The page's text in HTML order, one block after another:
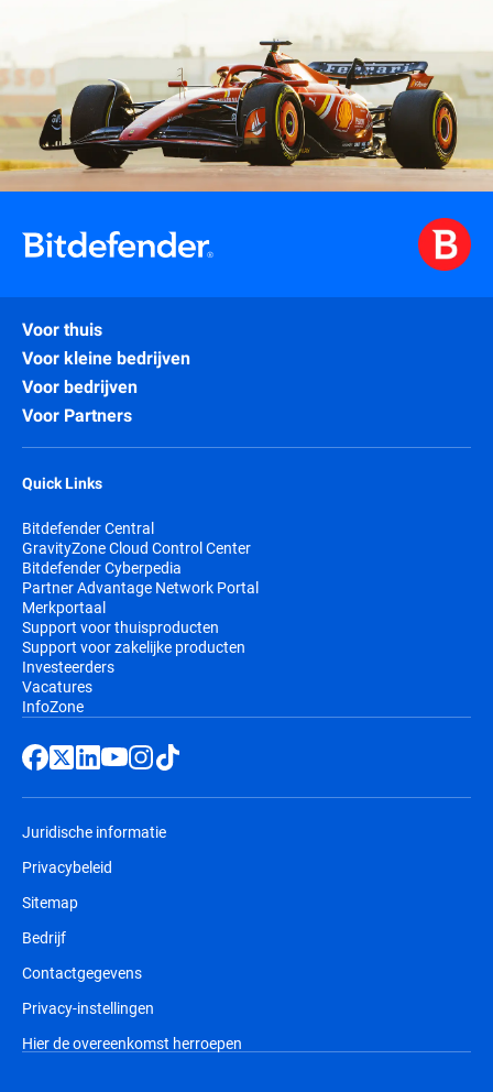
Voor thuis
Voor kleine bedrijven
Voor bedrijven
Voor Partners
Quick Links
Bitdefender Central
GravityZone Cloud Control Center
Bitdefender Cyberpedia
Partner Advantage Network Portal
Merkportaal
Support voor thuisproducten
Support voor zakelijke producten
Investeerders
Vacatures
InfoZone
Juridische informatie
Privacybeleid
Sitemap
Bedrijf
Contactgegevens
Privacy-instellingen
Hier de overeenkomst herroepen